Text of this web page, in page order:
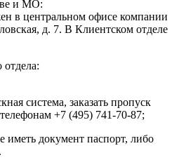
и МО:
в центральном офисе компании
д. 7. В Клиентском отделе
система, заказать пропуск
+7 (495) 741-70-87;
иметь документ паспорт, либо